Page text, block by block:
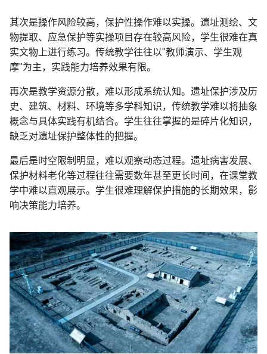
其次是操作风险较高，保护性操作难以实操。遗址测绘、文
物提取、应急保护等实操项目存在较高风险，学生很难在真
实文物上进行练习。传统教学往往以"教师演示、学生观
摩"为主，实践能力培养效果有限。
再次是教学资源分散，难以形成系统认知。遗址保护涉及历
史、建筑、材料、环境等多学科知识，传统教学难以将抽象
概念与具体实践有机结合。学生往往掌握的是碎片化知识，
缺乏对遗址保护整体性的把握。
最后是时空限制明显，难以观察动态过程。遗址病害发展、
保护材料老化等过程往往需要数年甚至更长时间，在课堂教
学中难以直观展示。学生很难理解保护措施的长期效果，影
响决策能力培养。